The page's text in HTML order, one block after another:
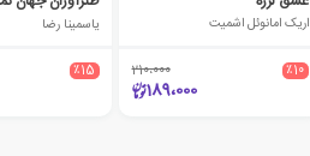
اریک امانوئل اشمیت
٪10 210،000
189،000
یاسمینا رضا
٪15